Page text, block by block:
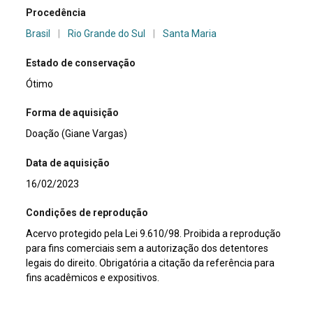
Procedência
Brasil
Rio Grande do Sul Santa Maria
Estado de conservação
Ótimo
Forma de aquisição
Doação (Giane Vargas)
Data de aquisição
16/02/2023
Condições de reprodução
Acervo protegido pela Lei 9.610/98. Proibida a reprodução
para fins comerciais sem a autorização dos detentores
legais do direito. Obrigatória a citação da referência para
fins acadêmicos e expositivos.